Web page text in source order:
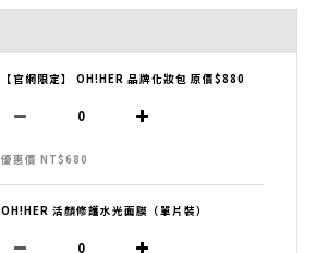
【官網限定】 OH!HER 品牌化妝包 原價$880
優惠價 NT$680
OH!HER 活顏修護水光面膜（單片裝）